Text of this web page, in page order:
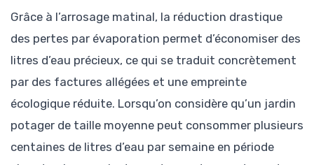
Grâce à l’arrosage matinal, la réduction drastique
des pertes par évaporation permet d’économiser des
litres d’eau précieux, ce qui se traduit concrètement
par des factures allégées et une empreinte
écologique réduite. Lorsqu’on considère qu’un jardin
potager de taille moyenne peut consommer plusieurs
centaines de litres d’eau par semaine en période